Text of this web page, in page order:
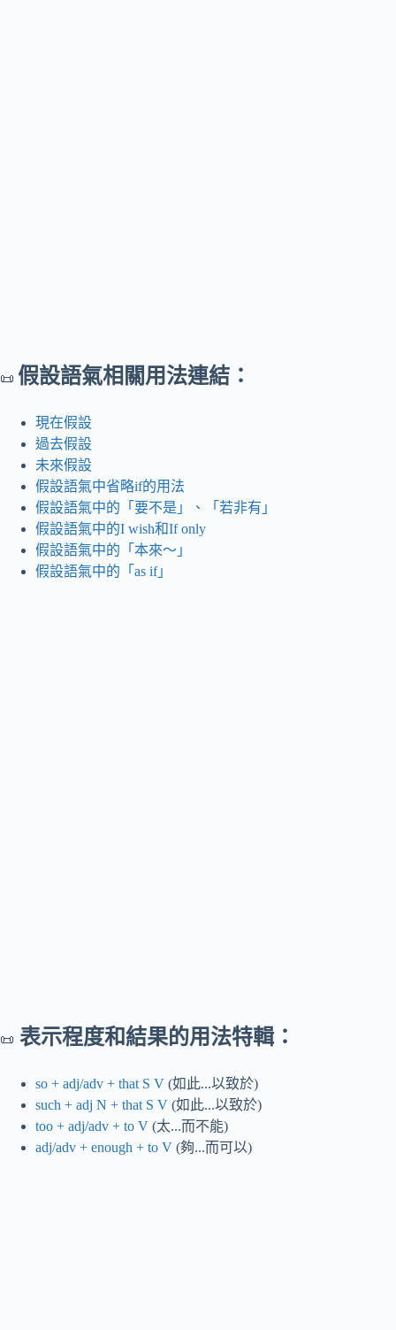
📜 假設語氣相關用法連結：
現在假設
過去假設
未來假設
假設語氣中省略if的用法
假設語氣中的「要不是」、「若非有」
假設語氣中的I wish和If only
假設語氣中的「本來～」
假設語氣中的「as if」
📜 表示程度和結果的用法特輯：
so + adj/adv + that S V (如此...以致於)
such + adj N + that S V (如此...以致於)
too + adj/adv + to V (太...而不能)
adj/adv + enough + to V (夠...而可以)